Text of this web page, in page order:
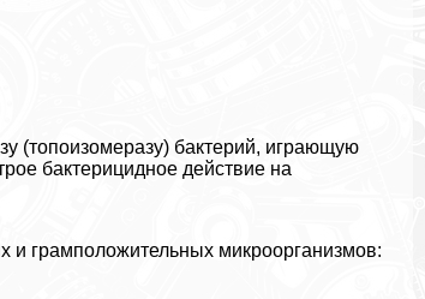
(топоизомеразу) бактерий, играющую
бактерицидное действие на
и грамположительных микроорганизмов: